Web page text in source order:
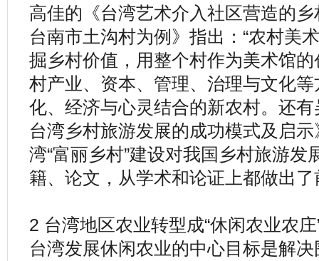
高佳的《台湾艺术介入社区营造的
台南市土沟村为例》指出：“农村
掘乡村价值，用整个村作为美术馆
村产业、资本、管理、治理与文化
化、经济与心灵结合的新农村。还
台湾乡村旅游发展的成功模式及启
湾“富丽乡村”建设对我国乡村旅游发
籍、论文，从学术和论证上都做出
2 台湾地区农业转型成“休闲农业农
台湾发展休闲农业的中心目标是解